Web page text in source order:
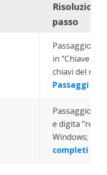
passo
Passaggio 1.
in "Chiave di
chiavi del
Passaggi
Passaggio 1.
e digita
Windows;
completi